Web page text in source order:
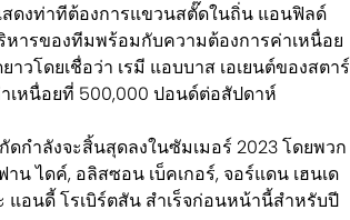
สดงท่าทีต้องการแขวนสตั๊ดในถิ่น แอนฟิลด์
ารของทีมพร้อมกับความต้องการค่าเหนื่อย
โดยเชื่อว่า เรมี แอบบาส เอเยนต์ของสตาร์
เหนื่อยที่ 500,000 ปอนด์ต่อสัปดาห์
ำลังจะสิ้นสุดลงในซัมเมอร์ 2023 โดยพวก
น ไดค์, อลิสซอน เบ็คเกอร์, จอร์แดน เฮนเด
แอนดี้ โรเบิร์ตสัน สำเร็จก่อนหน้านี้สำหรับปี